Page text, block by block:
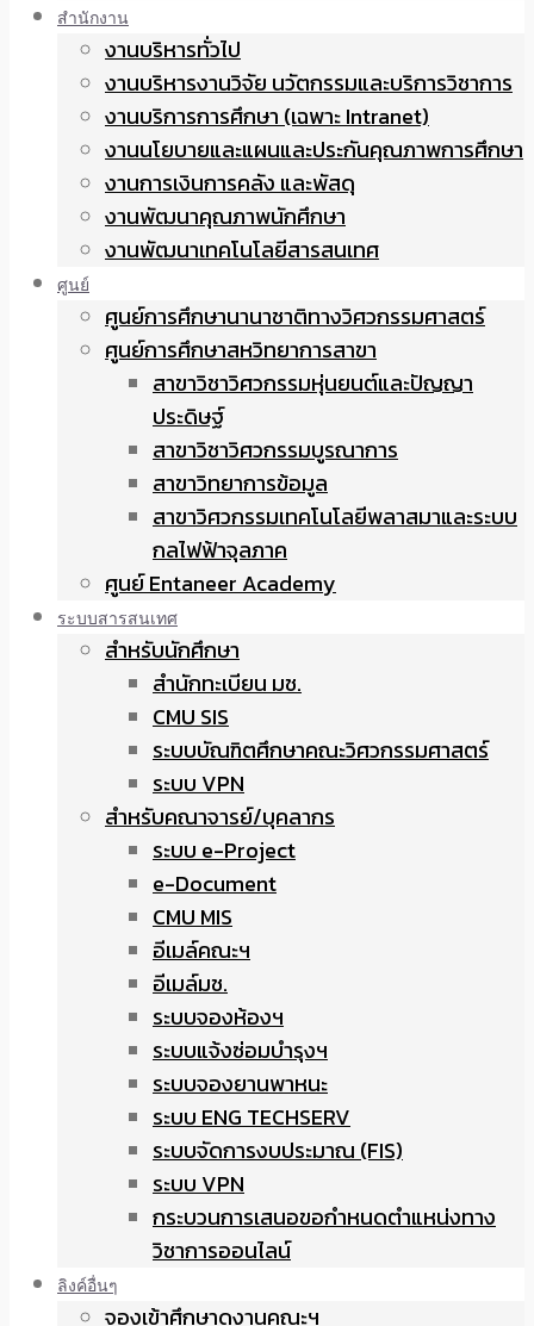
สำนักงาน
งานบริหารทั่วไป
งานบริหารงานวิจัย นวัตกรรมและบริการวิชาการ
งานบริการการศึกษา (เฉพาะ Intranet)
งานนโยบายและแผนและประกันคุณภาพการศึกษา
งานการเงินการคลัง และพัสดุ
งานพัฒนาคุณภาพนักศึกษา
งานพัฒนาเทคโนโลยีสารสนเทศ
ศูนย์
ศูนย์การศึกษานานาชาติทางวิศวกรรมศาสตร์
ศูนย์การศึกษาสหวิทยาการสาขา
สาขาวิชาวิศวกรรมหุ่นยนต์และปัญญา
ประดิษฐ์
สาขาวิชาวิศวกรรมบูรณาการ
สาขาวิทยาการข้อมูล
สาขาวิศวกรรมเทคโนโลยีพลาสมาและระบบ
กลไฟฟ้าจุลภาค
ศูนย์ Entaneer Academy
ระบบสารสนเทศ
สำหรับนักศึกษา
สำนักทะเบียน มช.
CMU SIS
ระบบบัณฑิตศึกษาคณะวิศวกรรมศาสตร์
ระบบ VPN
สำหรับคณาจารย์/บุคลากร
ระบบ e-Project
e-Document
CMU MIS
อีเมล์คณะฯ
อีเมล์มช.
ระบบจองห้องฯ
ระบบแจ้งซ่อมบำรุงฯ
ระบบจองยานพาหนะ
ระบบ ENG TECHSERV
ระบบจัดการงบประมาณ (FIS)
ระบบ VPN
กระบวนการเสนอขอกำหนดตำแหน่งทาง
วิชาการออนไลน์
ลิงค์อื่นๆ
จองเข้าศึกษาดูงานคณะฯ